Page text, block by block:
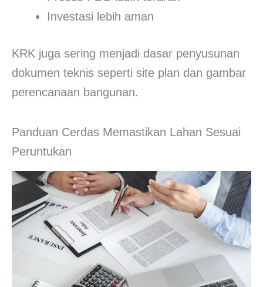
Investasi lebih aman
KRK juga sering menjadi dasar penyusunan
dokumen teknis seperti site plan dan gambar
perencanaan bangunan.
Panduan Cerdas Memastikan Lahan Sesuai
Peruntukan